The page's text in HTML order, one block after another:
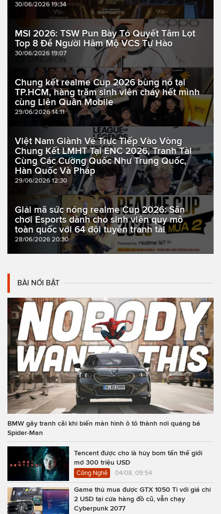
30/06/2026 19:34
MSI 2026: TSW Pun Bày Tỏ Quyết Tâm Lọt
Top 8 Để Người Hâm Mộ VCS Tự Hào
30/06/2026 19:07
Chung kết realme Cup 2026 bùng nổ tại
TP.HCM, hàng trăm sinh viên cháy hết mình
cùng Liên Quân Mobile
29/06/2026 14:11
Việt Nam Giành Vé Trực Tiếp Vào Vòng
Chung Kết LMHT Tại ENC 2026, Tranh Tài
Cùng Các Cường Quốc Như Trung Quốc,
Hàn Quốc Và Pháp
29/06/2026 12:30
Giải mã sức nóng realme Cup 2026: Sân
chơi Esports dành cho sinh viên quy mô
toàn quốc với 64 đội tuyển tranh tài
28/06/2026 20:30
BÀI NỔI BẬT
BMW gây tranh cãi khi biến màn hình ô tô thành nơi quảng bá
Spider-Man
Tencent được cho là hủy bom tấn thế giới
mở 300 triệu USD
Công Nghệ 04/08, 09:54
Game thủ mua được GTX 1050 Ti với giá chỉ
2 USD tại cửa hàng đồ cũ, vẫn chạy
Cyberpunk 2077